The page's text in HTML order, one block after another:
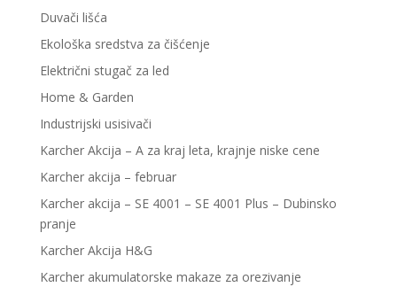
Duvači lišća
Ekološka sredstva za čišćenje
Električni stugač za led
Home & Garden
Industrijski usisivači
Karcher Akcija – A za kraj leta, krajnje niske cene
Karcher akcija – februar
Karcher akcija – SE 4001 – SE 4001 Plus – Dubinsko
pranje
Karcher Akcija H&G
Karcher akumulatorske makaze za orezivanje